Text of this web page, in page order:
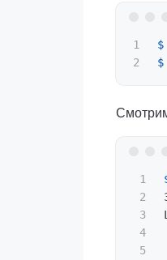
1
$
$
1
2
3
4
5